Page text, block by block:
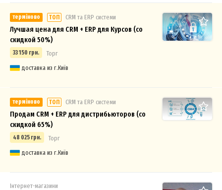
терміново ТОП СRM та ERP системи
Лучшая цена для CRM + ERP для Курсов (со
скидкой 50%)
33 150 грн.
Торг
доставка из г.Київ
терміново ТОП СRM та ERP системи
Продам CRM + ERP для дистрибьюторов (со
скидкой 65%)
48 025 грн.
Торг
доставка из г.Київ
Інтернет-магазини